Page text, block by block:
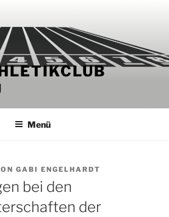
Menü
GABI ENGELHARDT
bei den
der